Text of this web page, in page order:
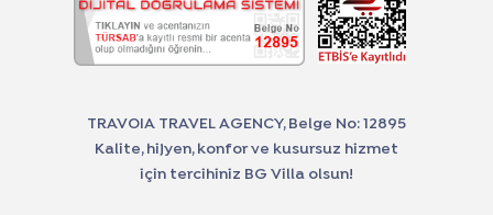
TRAVOIA TRAVEL AGENCY, Belge No: 12895
Kalite, hijyen, konfor ve kusursuz hizmet
için tercihiniz BG Villa olsun!